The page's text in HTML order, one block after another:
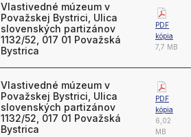
Vlastivedné múzeum v
Považskej Bystrici, Ulica
slovenských partizánov
1132/52, 017 01 Považská
Bystrica
PDF
kópia
7,7 MB
Vlastivedné múzeum v
Považskej Bystrici, Ulica
slovenských partizánov
1132/52, 017 01 Považská
Bystrica
PDF
kópia
6,02
MB